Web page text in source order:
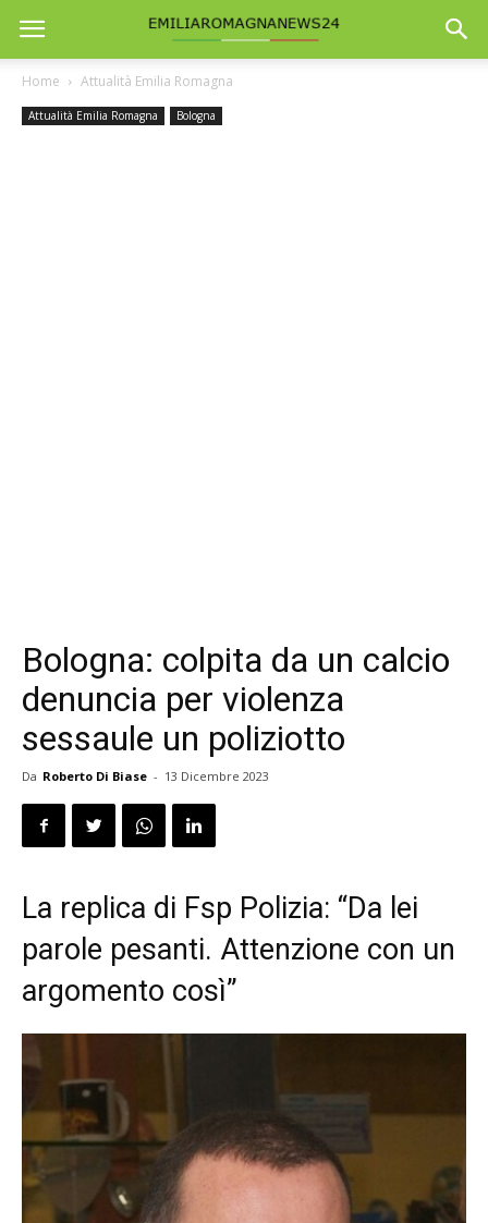
Home Attualità Emilia Romagna
Attualità Emilia Romagna Bologna
Bologna: colpita da un calcio
denuncia per violenza
sessaule un poliziotto
Da Roberto Di Biase - 13 Dicembre 2023
La replica di Fsp Polizia: “Da lei
parole pesanti. Attenzione con un
argomento così”